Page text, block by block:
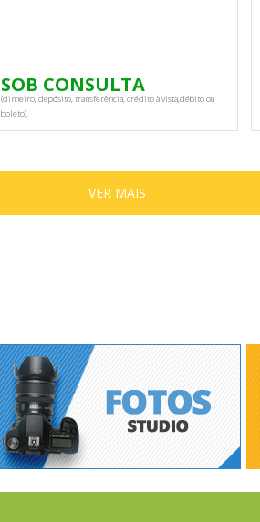
SOB CONSULTA
(dinheiro, depósito, transferência, crédito à vista,débito ou
boleto).
VER MAIS